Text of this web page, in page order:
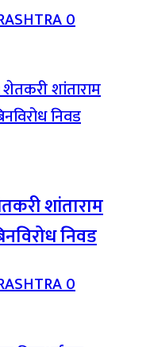
0
शांताराम
निवड
0